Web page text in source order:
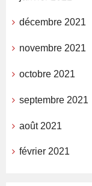
décembre 2021
novembre 2021
octobre 2021
septembre 2021
août 2021
février 2021